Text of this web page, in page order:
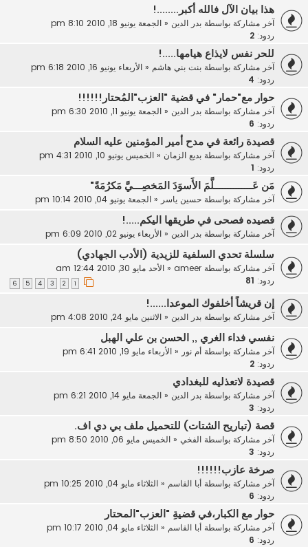
هذا بيان الآل فالله أكبر........!
آخر مشاركة بواسطة بدر الدين« الجمعة يونيو 18, 2010 8:10 pm
ردود: 2
للحر نفس لايذاع هيامها.....!
آخر مشاركة بواسطة بنت بني هاشم« الأربعاء يونيو 16, 2010 6:18 pm
ردود: 4
حوار مع"حمار" في قضية "العزب"المُحتار!!!!!!
آخر مشاركة بواسطة بدر الدين« الجمعة يونيو 11, 2010 6:30 pm
ردود: 6
قصيدة رائعة في مدح أمير المؤمنين عليه السلام
آخر مشاركة بواسطة بديع الزمان« الخميس يونيو 10, 2010 4:31 pm
ردود:
مَن عَــــــــــــــلَّمَ الأَسوَدَ المَخصِـــيَّ مَكرُمَةً"
آخر مشاركة بواسطة حسين ياسر« الجمعة يونيو 04, 2010 10:14 pm
قصيده فصحى في طريقها اليكم.....!
آخر مشاركة بواسطة بدر الدين« الأربعاء يونيو 02, 2010 6:09 pm
سلسلة تحدي السلفية للزيدية (الأدب الجهادي)
آخر مشاركة بواسطة ameer
« الأحد مايو 30, 2010 12:44 am
ردود: 81
3
4
5
6
إن قريشاً أخلفوك الموعدا......!
آخر مشاركة بواسطة بدر الدين« الاثنين مايو 24, 2010 4:08 pm
نفسي فداء الغري ,, الحسن بن علي الهبل
آخر مشاركة بواسطة أم نور« الأربعاء مايو 19, 2010 6:41 pm
ردود: 2
قصيدة لاتعذليه للبغدادي
آخر مشاركة بواسطة بدر الدين« الجمعة مايو 14, 2010 6:21 pm
ردود: 3
قصة (تباريح الشتات) للتحميل ملف بي دي اف.
آخر مشاركة بواسطة الفخي « الخميس مايو 06, 2010 8:50 pm
ردود: 3
صرخة عازب!!!!!!
آخر مشاركة بواسطة أبا القاسم« الثلاثاء مايو 04, 2010 10:25 pm
ردود: 6
حوار مع الكبار،في قضيةِ "العزب"المحتار
آخر مشاركة بواسطة أبا القاسم« الثلاثاء مايو 04, 2010 10:17 pm
ردود: 6